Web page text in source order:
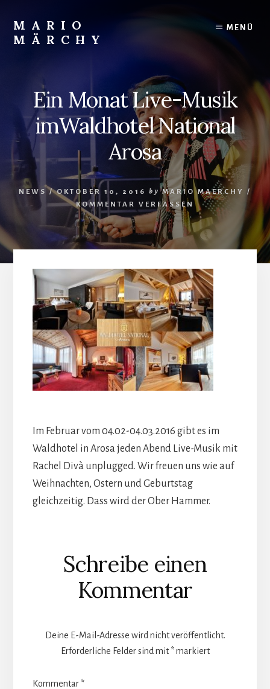
content
MARIO
MÄRCHY
Studiodrummer
MENÜ
Ein Monat Live-Musik
imWaldhotel National
Arosa
NEWS / OKTOBER 10, 2016 by MARIO MAERCHY
/
KOMMENTAR VERFASSEN
Im Februar vom 04.02-04.03.2016 gibt es im
Waldhotel in Arosa jeden Abend Live-Musik mit
Rachel Divà unplugged. Wir freuen uns wie auf
Weihnachten, Ostern und Geburtstag
gleichzeitig. Dass wird der Ober Hammer.
Leser-
Interaktionen
Schreibe einen
Kommentar
Deine E-Mail-Adresse wird nicht veröffentlicht.
Erforderliche Felder sind mit*markiert
Kommentar *